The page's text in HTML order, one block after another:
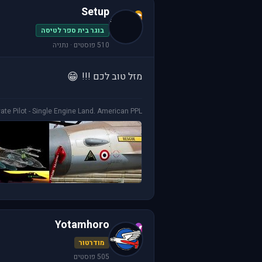
S
Setup
בוגר בית ספר לטיסה
510 פוסטים · נתניה
מזל טוב לכם !!! 😁
Pilot - Single Engine Land. American PPL
Y
Yotamhoro
מודרטור
505 פוסטים